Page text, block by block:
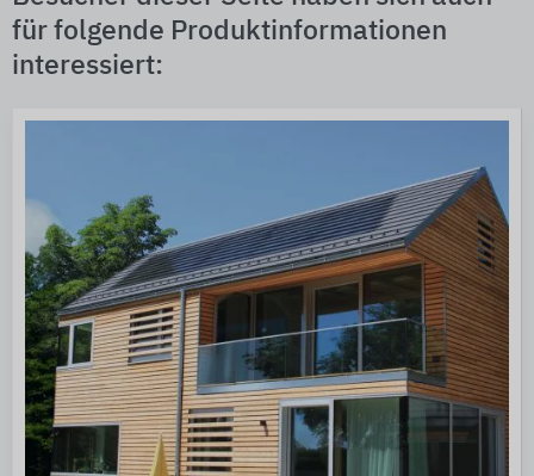
für folgende Produktinformationen
interessiert: